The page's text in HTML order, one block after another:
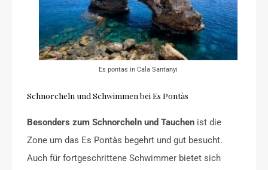
Es pontas in Cala Santanyi
Schnorcheln und Schwimmen bei Es Pontàs
Besonders zum Schnorcheln und Tauchen ist die
Zone um das Es Pontàs begehrt und gut besucht.
Auch für fortgeschrittene Schwimmer bietet sich